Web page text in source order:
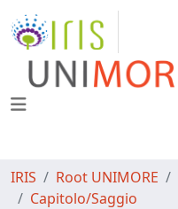
IRIS Root UNIMORE
Capitolo/Saggio